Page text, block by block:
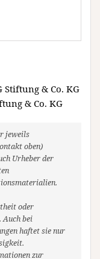
& Co. KG
& Co. KG
jeweils
oben)
Urheber der
oder
Auch bei
haftet sie nur
zur